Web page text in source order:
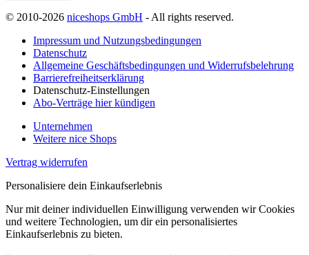
© 2010-2026 niceshops GmbH - All rights reserved.
Impressum und Nutzungsbedingungen
Datenschutz
Allgemeine Geschäftsbedingungen und Widerrufsbelehrung
Barrierefreiheitserklärung
Datenschutz-Einstellungen
Abo-Verträge hier kündigen
Unternehmen
Weitere nice Shops
Vertrag widerrufen
Personalisiere dein Einkaufserlebnis
Nur mit deiner individuellen Einwilligung verwenden wir Cookies
und weitere Technologien, um dir ein personalisiertes
Einkaufserlebnis zu bieten.